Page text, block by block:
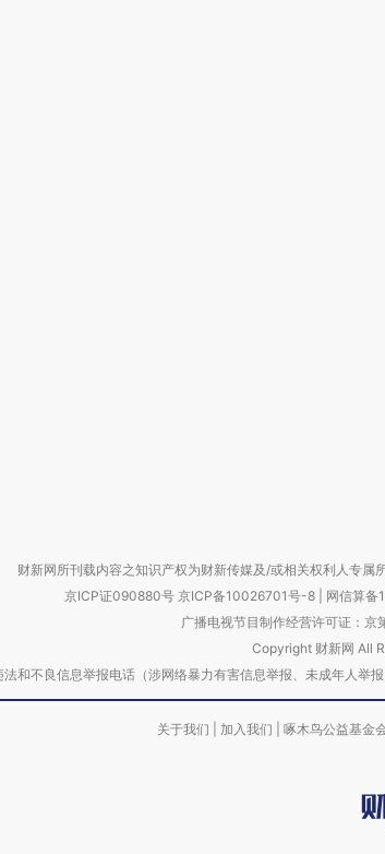
财新网所刊载内容之知识产权为财新传媒及/或相关权利人专属
京ICP证090880号 京ICP备10026701号-8 网信算
广播电视节目制作经营许可证：京
Copyright 财新网 All
法和不良信息举报电话（涉网络暴力有害信息举报、未成年人
关于我们 加入我们 啄木鸟公益基金